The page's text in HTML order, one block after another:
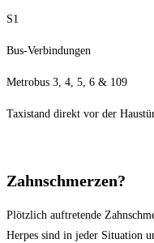
S1
Bus-Verbindungen
Metrobus 3, 4, 5, 6 & 109
Taxistand direkt vor der
Zahnschmerzen?
Plötzlich auftretende
Herpes sind in jeder Situation